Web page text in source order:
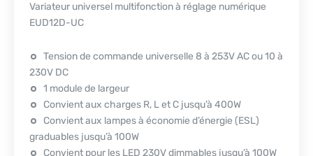
Variateur universel multifonction à réglage numérique
EUD12D-UC
Tension de commande universelle 8 à 253V AC ou 10 à
230V DC
1 module de largeur
Convient aux charges R, L et C jusqu’à 400W
Convient aux lampes à économie d’énergie (ESL)
graduables jusqu’à 100W
Convient pour les LED 230V dimmables jusqu’à 100W